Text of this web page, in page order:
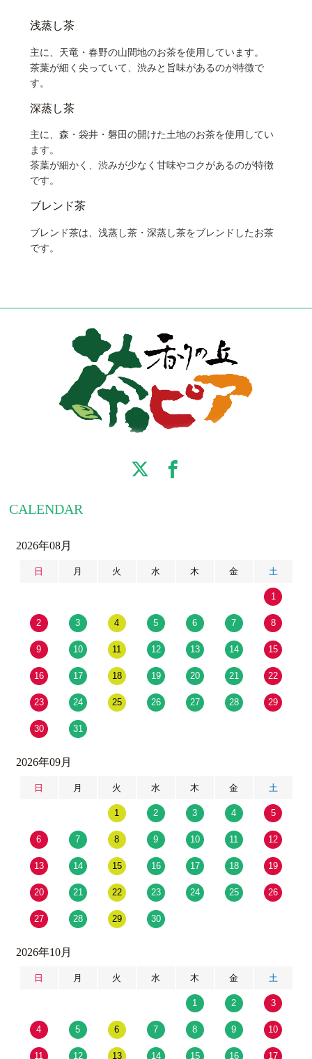
浅蒸し茶
主に、天竜・春野の山間地のお茶を使用しています。
茶葉が細く尖っていて、渋みと旨味があるのが特徴で
す。
深蒸し茶
主に、森・袋井・磐田の開けた土地のお茶を使用してい
ます。
茶葉が細かく、渋みが少なく甘味やコクがあるのが特徴
です。
ブレンド茶
ブレンド茶は、浅蒸し茶・深蒸し茶をブレンドしたお茶
です。
CALENDAR
2026年08月
日 月 火 水 木 金 土
1
2 3 4 5 6 7 8
9 10 11 12 13 14 15
16 17 18 19 20 21 22
23 24 25 26 27 28 29
30 31
2026年09月
日 月 火 水 木 金 土
1 2 3 4 5
6 7 8 9 10 11 12
13 14 15 16 17 18 19
20 21 22 23 24 25 26
27 28 29 30
2026年10月
日 月 火 水 木 金 土
1 2 3
4 5 6 7 8 9 10
11 12 13 14 15 16 17